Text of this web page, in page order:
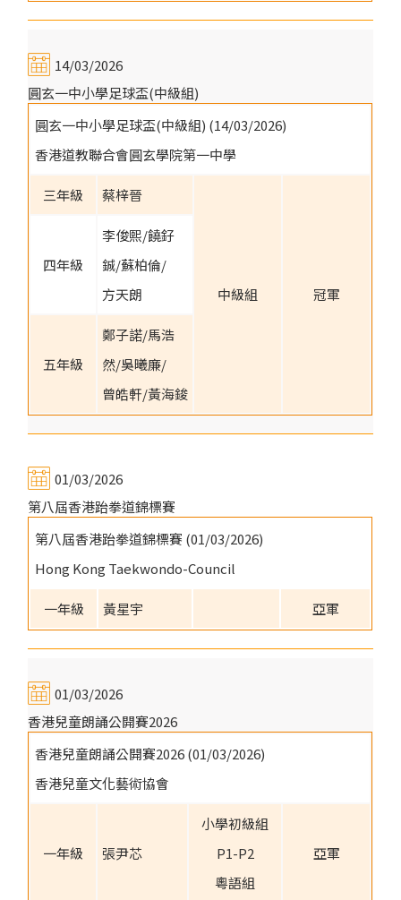
14/03/2026
圓玄一中小學足球盃(中級組)
圓玄一中小學足球盃(中級組) (14/03/2026)
香港道教聯合會圓玄學院第一中學
三年級 蔡梓晉
中級組 冠軍
四年級
李俊熙/饒釨
鋮/蘇柏倫/
方天朗
五年級
鄭子諾/馬浩
然/吳曦廉/
曾皓軒/黃海鋑
01/03/2026
第八屆香港跆拳道錦標賽
第八屆香港跆拳道錦標賽 (01/03/2026)
Hong Kong Taekwondo-Council
一年級 黃星宇 亞軍
01/03/2026
香港兒童朗誦公開賽2026
香港兒童朗誦公開賽2026 (01/03/2026)
香港兒童文化藝術協會
一年級 張尹芯
小學初級組
P1-P2
粵語組
亞軍